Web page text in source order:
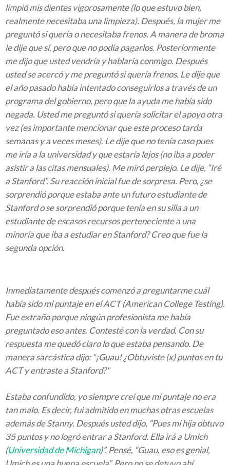
limpió mis dientes vigorosamente (lo que estuvo bien,
realmente necesitaba una limpieza). Después, la mujer me
preguntó si quería o necesitaba frenos. A manera de broma
le dije que sí, pero que no podía pagarlos. Posteriormente
me dijo que usted vendría y hablaría conmigo. Después
usted se acercó y me preguntó si quería frenos. Le dije que
el año pasado había intentado conseguirlos a través de un
programa del gobierno, pero que la ayuda me había sido
negada. Usted me preguntó si quería solicitar el apoyo otra
vez (es importante mencionar que este proceso tarda
semanas y a veces meses). Le dije que no tenía caso pues
me iría a la universidad y que estaría lejos (no iba a poder
asistir a las citas mensuales). Me miró perplejo. Le dije, “Iré
a Stanford”. Su reacción inicial fue de sorpresa. Pero, ¿se
sorprendió porque estaba ante un futuro estudiante de
Stanford o se sorprendió porque tenía en su silla a un
estudiante de escasos recursos perteneciente a una
minoría que iba a estudiar en Stanford? Creo que fue la
segunda opción.
Inmediatamente después comenzó a preguntarme cuál
había sido mi puntaje en el ACT (American College Testing).
Fue extraño porque ningún profesionista me había
preguntado eso antes. Contesté con la verdad. Con su
respuesta me quedó claro lo que estaba pensando. De
manera sarcástica dijo: “¡Guau! ¿Obtuviste (x) puntos en tu
ACT y entraste a Stanford?"
Estaba confundido, yo siempre creí que mi puntaje no era
tan malo. Es decir, fui admitido en muchas otras escuelas
además de Stanny. Después usted dijo, “Pues mi hija obtuvo
35 puntos y no logró entrar a Stanford. Ella irá a Umich
(Universidad de Michigan)”. Pensé, “Guau, eso es genial,